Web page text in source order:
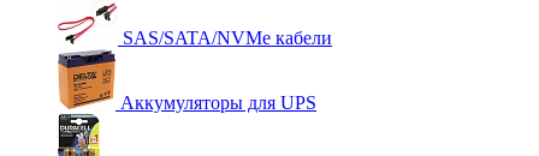
SAS/SATA/NVMe кабели
Аккумуляторы для UPS